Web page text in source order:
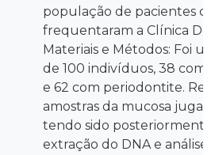
população de pacientes
frequentaram a Clínica
Materiais e Métodos: Foi
de 100 indivíduos, 38 com
e 62 com periodontite.
amostras da mucosa jugal
tendo sido posteriormente
extração do DNA e análise